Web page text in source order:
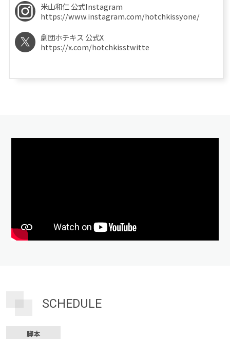
米山和仁 公式Instagram
https://www.instagram.com/hotchkissyone/
劇団ホチキス 公式X
https://x.com/hotchkisstwitte
SCHEDULE
脚本